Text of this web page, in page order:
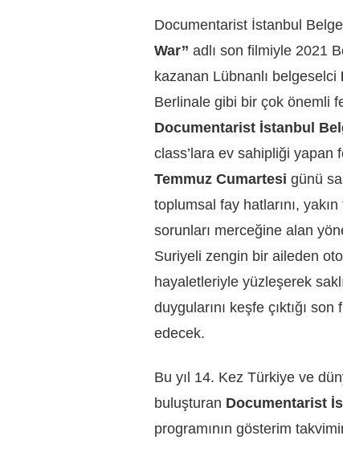
Documentarist İstanbul
War’’ adlı son filmiyle 2021
kazanan Lübnanlı belgeselci
Berlinale gibi bir çok önemli
Documentarist İstanbul
class’lara ev sahipliği yapan
Temmuz Cumartesi günü
toplumsal fay hatlarını,
sorunları merceğine alan
Suriyeli zengin bir aileden
hayaletleriyle yüzleşerek
duygularını keşfe çıktığı son
edecek.
Bu yıl 14. Kez Türkiye ve
buluşturan Documentarist
programının gösterim